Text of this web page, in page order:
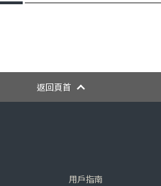
返回頁首
用戶指南